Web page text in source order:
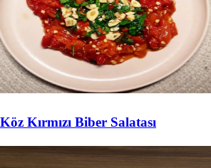
Köz Kırmızı Biber Salatası